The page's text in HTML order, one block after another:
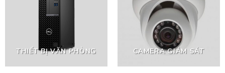
THIẾT BỊ VĂN PHÒNG CAMERA GIÁM SÁT